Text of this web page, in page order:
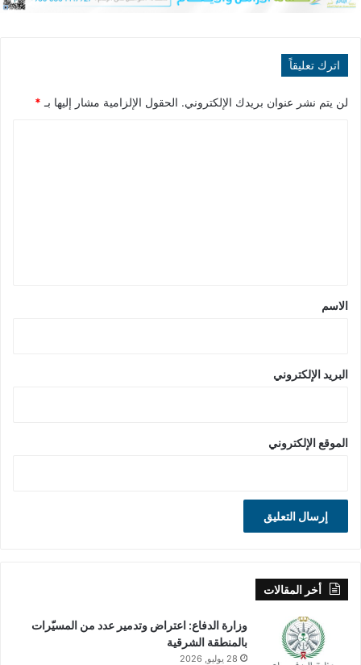
اترك تعليقاً
لن يتم نشر عنوان بريدك الإلكتروني. الحقول الإلزامية مشار إليها بـ *
*
الاسم
البريد الإلكتروني
الموقع الإلكتروني
أخر المقالات
وزارة الدفاع: اعتراض وتدمير عدد من المسيّرات
بالمنطقة الشرقية
28 يوليو, 2026